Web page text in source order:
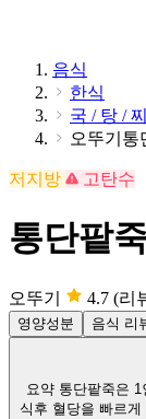
음식
한식
국 / 탕 /
오뚜기통
저지방 고탄수
통단팥죽
오뚜기 4.7 (리
영양성분 음식 리
요약 통단팥죽은
식후 혈당을 빠르